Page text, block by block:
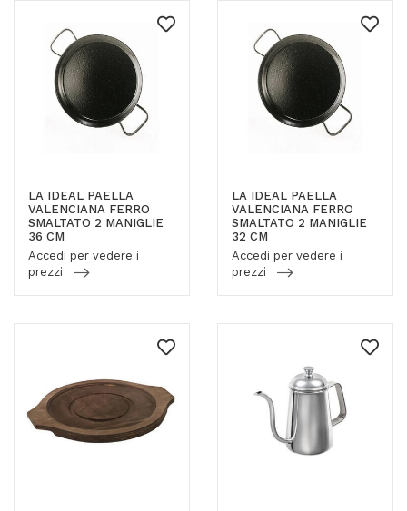
LA IDEAL PAELLA
VALENCIANA FERRO
SMALTATO 2 MANIGLIE
36 CM
Accedi per vedere i
prezzi
LA IDEAL PAELLA
VALENCIANA FERRO
SMALTATO 2 MANIGLIE
32 CM
Accedi per vedere i
prezzi